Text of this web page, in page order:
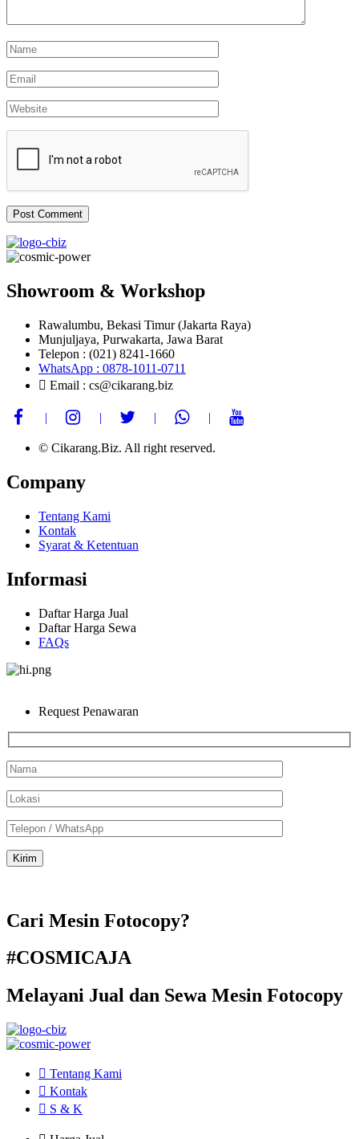
Showroom & Workshop
Rawalumbu, Bekasi Timur (Jakarta Raya)
Munjuljaya, Purwakarta, Jawa Barat
Telepon : (021) 8241-1660
WhatsApp : 0878-1011-0711
Email : cs@cikarang.biz
© Cikarang.Biz. All right reserved.
Company
Tentang Kami
Kontak
Syarat & Ketentuan
Informasi
Daftar Harga Jual
Daftar Harga Sewa
FAQs
Request Penawaran
Cari Mesin Fotocopy?
#COSMICAJA
Melayani Jual dan Sewa Mesin Fotocopy
Tentang Kami
Kontak
S & K